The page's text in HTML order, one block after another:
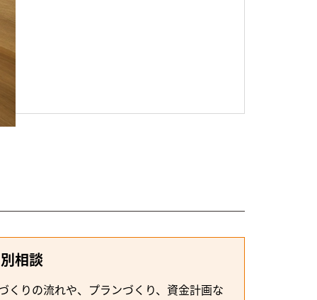
相談
くりの流れや、プランづくり、資金計画な